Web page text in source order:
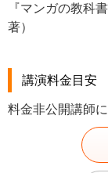
『マンガの教科
著）
講演料金目安
料金非公開講師